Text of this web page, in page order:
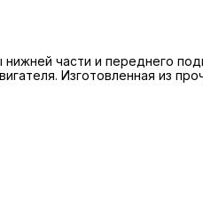
части и переднего
Изготовленная из